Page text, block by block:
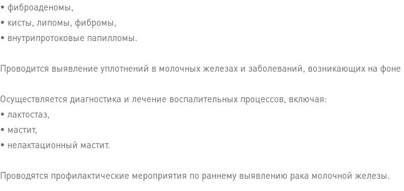
• фиброаденомы,
• кисты, липомы, фибромы,
• внутрипротоковые папилломы.
Проводится выявление уплотнений в молочных железах и заболеваний, возникающих на
Осуществляется диагностика и лечение воспалительных процессов, включая:
• лактостаз,
• мастит,
• нелактационный мастит.
Проводятся профилактические мероприятия по раннему выявлению рака молочной железы.